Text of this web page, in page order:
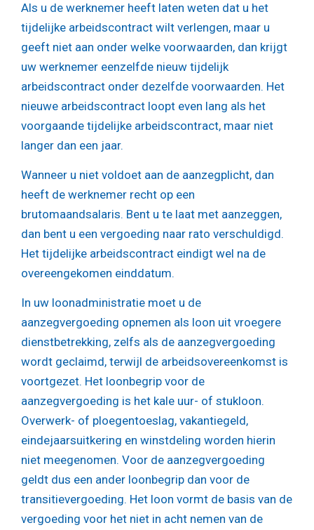
Als u de werknemer heeft laten weten dat u het
tijdelijke arbeidscontract wilt verlengen, maar u
geeft niet aan onder welke voorwaarden, dan krijgt
uw werknemer eenzelfde nieuw tijdelijk
arbeidscontract onder dezelfde voorwaarden. Het
nieuwe arbeidscontract loopt even lang als het
voorgaande tijdelijke arbeidscontract, maar niet
langer dan een jaar.
Wanneer u niet voldoet aan de aanzegplicht, dan
heeft de werknemer recht op een
brutomaandsalaris. Bent u te laat met aanzeggen,
dan bent u een vergoeding naar rato verschuldigd.
Het tijdelijke arbeidscontract eindigt wel na de
overeengekomen einddatum.
In uw loonadministratie moet u de
aanzegvergoeding opnemen als loon uit vroegere
dienstbetrekking, zelfs als de aanzegvergoeding
wordt geclaimd, terwijl de arbeidsovereenkomst is
voortgezet. Het loonbegrip voor de
aanzegvergoeding is het kale uur- of stukloon.
Overwerk- of ploegentoeslag, vakantiegeld,
eindejaarsuitkering en winstdeling worden hierin
niet meegenomen. Voor de aanzegvergoeding
geldt dus een ander loonbegrip dan voor de
transitievergoeding. Het loon vormt de basis van de
vergoeding voor het niet in acht nemen van de